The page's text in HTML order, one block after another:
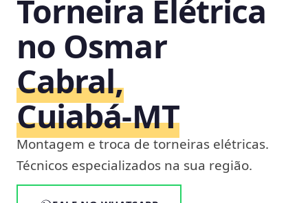
Torneira Elétrica
no Osmar
Cabral,
Cuiabá‑MT
Montagem e troca de torneiras elétricas.
Técnicos especializados na sua região.